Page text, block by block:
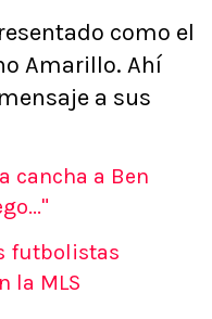
como el
Amarillo. Ahí
a sus
cancha a Ben
futbolistas
la MLS